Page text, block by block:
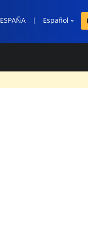
ESPAÑA | Español